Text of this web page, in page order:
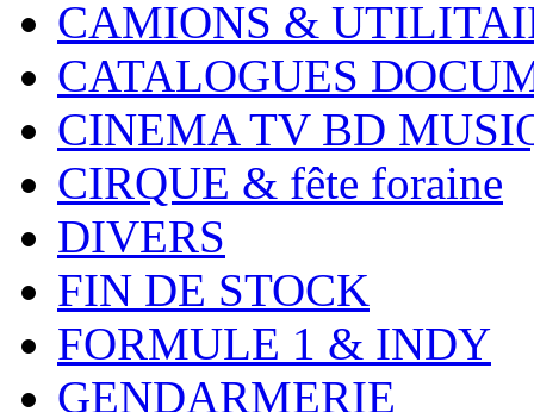
CAMIONS &
CATALOGUES
CINEMA TV BD
CIRQUE & fête foraine
DIVERS
FIN DE STOCK
FORMULE 1 & INDY
GENDARMERIE